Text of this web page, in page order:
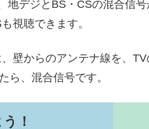
地デジとBS・CSの混合信
視聴できます。
壁からのアンテナ線を、
ら、混合信号です。
！